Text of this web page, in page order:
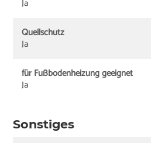
Ja
Quellschutz
Ja
für Fußbodenheizung geeignet
Ja
Sonstiges